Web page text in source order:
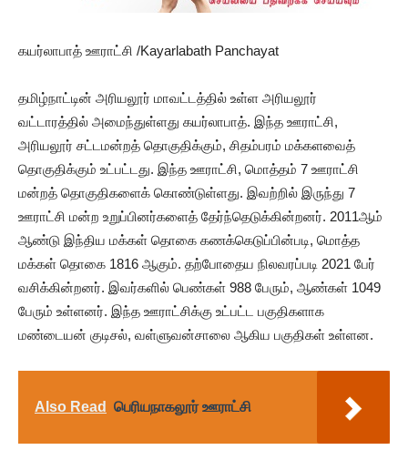
கயர்லாபாத் ஊராட்சி /Kayarlabath Panchayat
தமிழ்நாட்டின் அரியலூர் மாவட்டத்தில் உள்ள அரியலூர்
வட்டாரத்தில் அமைந்துள்ளது கயர்லாபாத். இந்த ஊராட்சி,
அரியலூர் சட்டமன்றத் தொகுதிக்கும், சிதம்பரம் மக்களவைத்
தொகுதிக்கும் உட்பட்டது. இந்த ஊராட்சி, மொத்தம் 7 ஊராட்சி
மன்றத் தொகுதிகளைக் கொண்டுள்ளது. இவற்றில் இருந்து 7
ஊராட்சி மன்ற உறுப்பினர்களைத் தேர்ந்தெடுக்கின்றனர். 2011ஆம்
ஆண்டு இந்திய மக்கள் தொகை கணக்கெடுப்பின்படி, மொத்த
மக்கள் தொகை 1816 ஆகும். தற்போதைய நிலவரப்படி 2021 பேர்
வசிக்கின்றனர். இவர்களில் பெண்கள் 988 பேரும், ஆண்கள் 1049
பேரும் உள்ளனர். இந்த ஊராட்சிக்கு உட்பட்ட பகுதிகளாக
மண்டையன் குடிசல், வள்ளுவன்சாலை ஆகிய பகுதிகள் உள்ளன.
Also Read பெரியநாகலூர் ஊராட்சி